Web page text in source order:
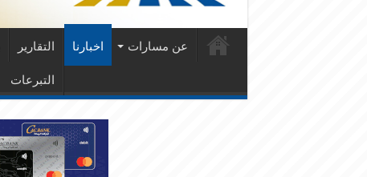
عن مسارات اخبارنا التقارير
التبرعات